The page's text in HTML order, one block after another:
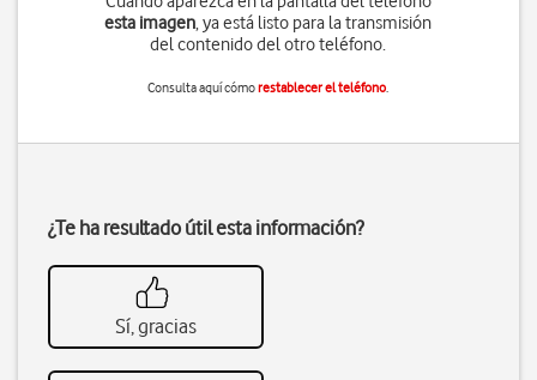
esta imagen, ya está listo para la transmisión
del contenido del otro teléfono.
Consulta aquí cómorestablecer el teléfono.
¿Te ha resultado útil esta información?
Sí, gracias